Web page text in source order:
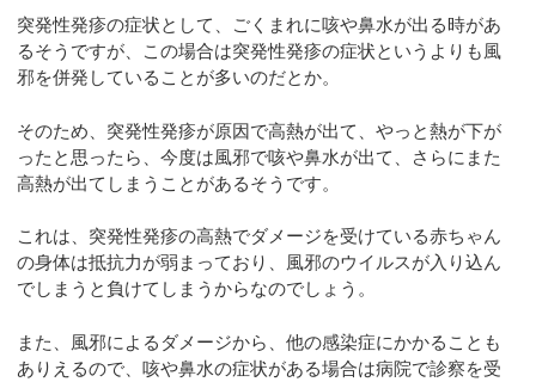
突発性発疹の症状として、ごくまれに咳や鼻水が出る時があ
るそうですが、この場合は突発性発疹の症状というよりも風
邪を併発していることが多いのだとか。
そのため、突発性発疹が原因で高熱が出て、やっと熱が下が
ったと思ったら、今度は風邪で咳や鼻水が出て、さらにまた
高熱が出てしまうことがあるそうです。
これは、突発性発疹の高熱でダメージを受けている赤ちゃん
の身体は抵抗力が弱まっており、風邪のウイルスが入り込ん
でしまうと負けてしまうからなのでしょう。
また、風邪によるダメージから、他の感染症にかかることも
ありえるので、咳や鼻水の症状がある場合は病院で診察を受